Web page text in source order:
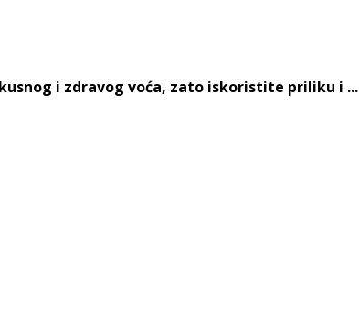
i zdravog voća, zato iskoristite priliku i ...